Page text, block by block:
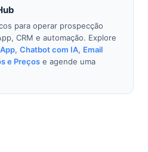
para operar prospecção
CRM e automação. Explore
, Chatbot com IA, Email
e Preços e agende uma